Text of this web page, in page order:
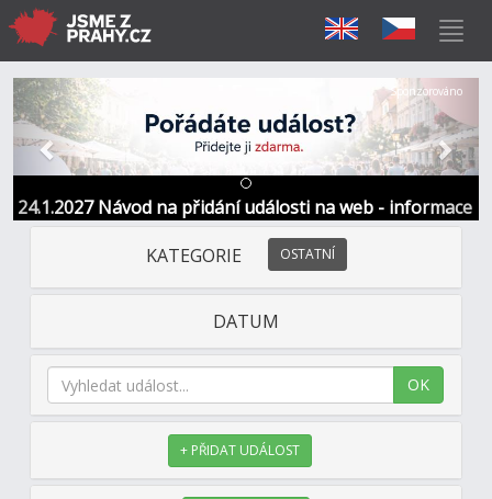
24.1.2027 Návod na přidání události na web - informace
a kontakt
Předchozí Další
Sponzorováno
KATEGORIE OSTATNÍ
DATUM
OK
+ PŘIDAT UDÁLOST